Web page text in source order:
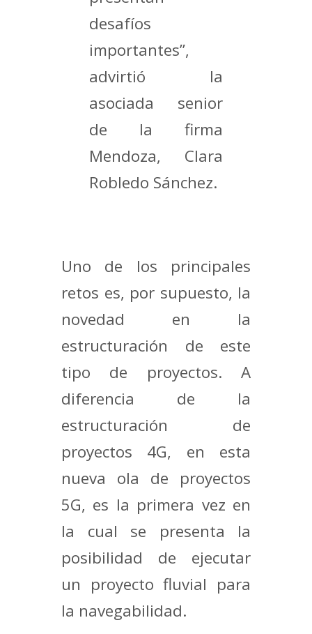
desafíos
importantes”,
advirtió la
asociada senior
de la firma
Mendoza, Clara
Robledo Sánchez.
Uno de los principales
retos es, por supuesto, la
novedad en la
estructuración de este
tipo de proyectos. A
diferencia de la
estructuración de
proyectos 4G, en esta
nueva ola de proyectos
5G, es la primera vez en
la cual se presenta la
posibilidad de ejecutar
un proyecto fluvial para
la navegabilidad.